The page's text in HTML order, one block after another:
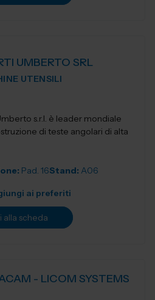
UMBERTO SRL
UTENSILI
s.r.l. è leader mondiale
di teste angolari di alta
Pad. 16Stand: A06
ai preferiti
alla scheda
- LICOM SYSTEMS